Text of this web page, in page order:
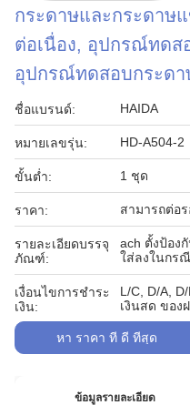
กระดาษและกระดาษ
ต่อเนื่อง, อุปกรณ์ทดส
อุปกรณ์ทดสอบกระดา
ชื่อแบรนด์: HAIDA
หมายเลขรุ่น: HD-A504-2
ขั้นต่ำ: 1 ชุด
ราคา: สามารถต่อร
รายละเอียดบรรจุ
ภัณฑ์:
ach ตั้งป้อง
ใส่ลงในกร
เงื่อนไขการชำระ
เงิน:
L/C, D/A,
เงินสด ของ
หา ราคา ที่ ดี ที่สุด
ข้อมูลรายละเอียด